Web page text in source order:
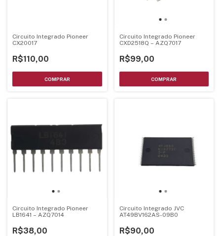
Circuito Integrado Pioneer
CX20017
R$110,00
Circuito Integrado Pioneer
CXD2518Q – AZQ7017
R$99,00
Circuito Integrado Pioneer
LB1641 – AZQ7014
R$38,00
Circuito Integrado JVC
AT49BV162AS-09B0
R$90,00